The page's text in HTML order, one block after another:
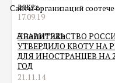
Сайты организаций
Аналитика
веке»
17.09.19
ПРАВИТЕЛЬСТВО
УТВЕРДИЛО КВОТУ НА
ДЛЯ ИНОСТРАНЦЕВ НА
ГОД
21.11.14